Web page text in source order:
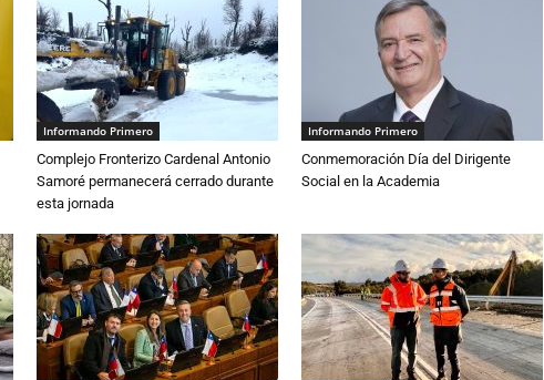
Informando Primero
Complejo Fronterizo Cardenal Antonio
Samoré permanecerá cerrado durante
esta jornada
Informando Primero
Conmemoración Día del Dirigente
Social en la Academia